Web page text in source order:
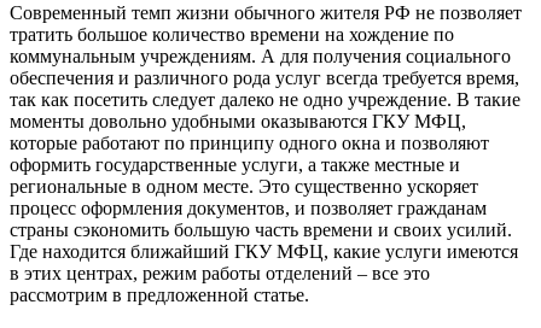
Современный темп жизни обычного жителя РФ не позволяет
тратить большое количество времени на хождение по
коммунальным учреждениям. А для получения социального
обеспечения и различного рода услуг всегда требуется время,
так как посетить следует далеко не одно учреждение. В такие
моменты довольно удобными оказываются ГКУ МФЦ,
которые работают по принципу одного окна и позволяют
оформить государственные услуги, а также местные и
региональные в одном месте. Это существенно ускоряет
процесс оформления документов, и позволяет гражданам
страны сэкономить большую часть времени и своих усилий.
Где находится ближайший ГКУ МФЦ, какие услуги имеются
в этих центрах, режим работы отделений – все это
рассмотрим в предложенной статье.